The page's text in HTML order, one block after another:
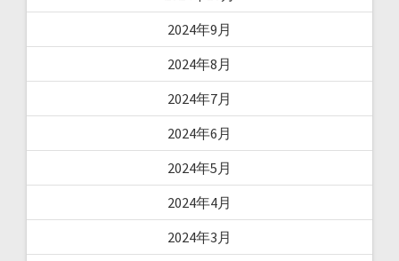
2024年9月
2024年8月
2024年7月
2024年6月
2024年5月
2024年4月
2024年3月